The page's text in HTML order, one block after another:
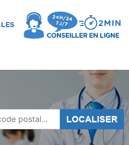
LOCALISER